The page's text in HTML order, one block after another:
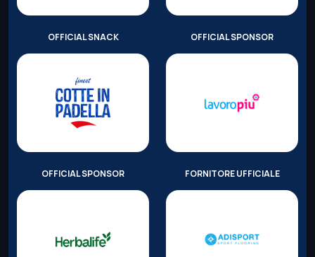
OFFICIAL SNACK OFFICIAL SPONSOR
OFFICIAL SPONSOR FORNITORE UFFICIALE